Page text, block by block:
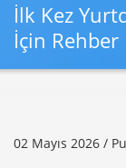
İlk Kez
İçin Rehber
02 Mayıs 2026 /